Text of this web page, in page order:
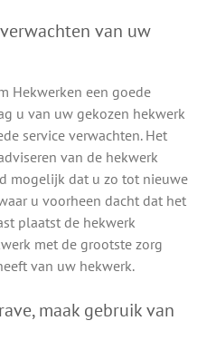
van uw
Hekwerken een goede
u van uw gekozen hekwerk
service verwachten. Het
van de hekwerk
mogelijk dat u zo tot nieuwe
u voorheen dacht dat het
plaatst de hekwerk
met de grootste zorg
van uw hekwerk.
maak gebruik van